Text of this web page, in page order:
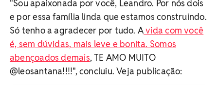
"Sou apaixonada por você, Leandro. Por nós dois
e por essa família linda que estamos construindo.
Só tenho a agradecer por tudo. Avida com você
é, sem dúvidas, mais leve e bonita. Somos
abençoados demais, TE AMO MUITO
@leosantana!!!!", concluiu. Veja publicação: